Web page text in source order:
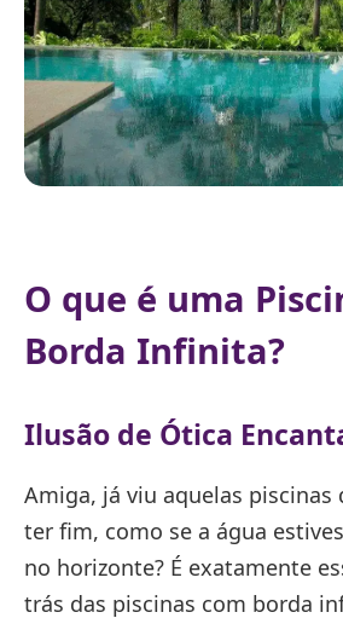
O que é uma
Borda Infinita?
Ilusão de Ótica
Amiga, já viu aquelas piscinas
ter fim, como se a água
no horizonte? É exatamente
trás das piscinas com borda